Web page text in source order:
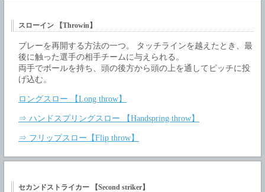
スローイン 【Throwin】
プレーを再開する方法の一つ。 タッチラインを越えたとき、最
後に触った選手の相手チームに与えられる。
両手でボールを持ち、頭の後方から頭の上を通してピッチに投
げ込む。
ロングスロー 【Long throw】
⇒ ハンドスプリングスロー 【Handspring throw】
⇒ フリップスロー【Flip throw】
セカンドストライカー 【Second striker】